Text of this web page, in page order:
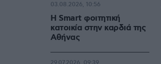
Η Smart φοιτητική
κατοικία στην καρδιά της
Αθήνας
03.08.2026, 10:56